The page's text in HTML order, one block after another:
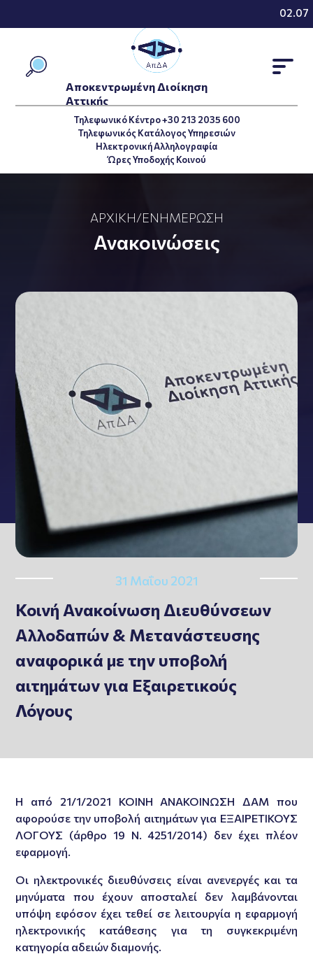
Τηλεφωνικό Κέντρο +30 213 2035 600
Τηλεφωνικός Κατάλογος Υπηρεσιών
Ηλεκτρονική Αλληλογραφία
Ώρες Υποδοχής Κοινού
Αποκεντρωμένη Διοίκηση
Αττικής
ΑΡΧΙΚΉ/ΕΝΗΜΈΡΩΣΗ
Ανακοινώσεις
31 Μαΐου 2021
Κοινή Ανακοίνωση Διευθύνσεων
Αλλοδαπών & Μετανάστευσης
αναφορικά με την υποβολή
αιτημάτων για Εξαιρετικούς
Λόγους
Η από 21/1/2021 ΚΟΙΝΗ ΑΝΑΚΟΙΝΩΣΗ ΔΑΜ που
αφορούσε την υποβολή αιτημάτων για ΕΞΑΙΡΕΤΙΚΟΥΣ
ΛΟΓΟΥΣ (άρθρο 19 Ν. 4251/2014) δεν έχει πλέον
εφαρμογή.
Οι ηλεκτρονικές διευθύνσεις είναι ανενεργές και τα
μηνύματα που έχουν αποσταλεί δεν λαμβάνονται
υπόψη εφόσον έχει τεθεί σε λειτουργία η εφαρμογή
ηλεκτρονικής κατάθεσης για τη συγκεκριμένη
κατηγορία αδειών διαμονής.